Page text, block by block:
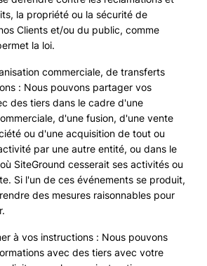
la propriété ou la sécurité de
Clients et/ou du public, comme
la loi.
commerciale, de transferts
: Nous pouvons partager vos
des tiers dans le cadre d'une
d'une fusion, d'une vente
ou d'une acquisition de tout ou
par une autre entité, ou dans le
SiteGround cesserait ses activités ou
Si l'un de ces événements se produit,
des mesures raisonnables pour
à vos instructions : Nous pouvons
avec des tiers avec votre